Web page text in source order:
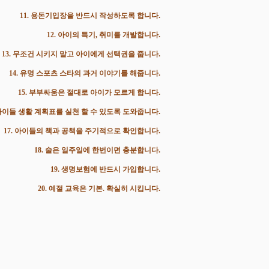
11. 용돈기입장을 반드시 작성하도록 합니다.
12. 아이의 특기, 취미를 개발합니다.
13. 무조건 시키지 말고 아이에게 선택권을 줍니다.
14. 유명 스포츠 스타의 과거 이야기를 해줍니다.
15. 부부싸움은 절대로 아이가 모르게 합니다.
이들 생활 계획표를 실천 할 수 있도록 도와줍니다.
17. 아이들의 책과 공책을 주기적으로 확인합니다.
18. 술은 일주일에 한번이면 충분합니다.
19. 생명보험에 반드시 가입합니다.
20. 예절 교육은 기본. 확실히 시킵니다.